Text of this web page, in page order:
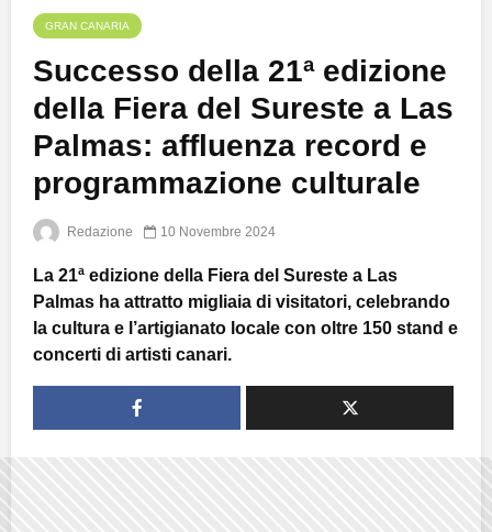
GRAN CANARIA
Successo della 21ª edizione
della Fiera del Sureste a Las
Palmas: affluenza record e
programmazione culturale
Redazione 10 Novembre 2024
La 21ª edizione della Fiera del Sureste a Las
Palmas ha attratto migliaia di visitatori, celebrando
la cultura e l’artigianato locale con oltre 150 stand e
concerti di artisti canari.